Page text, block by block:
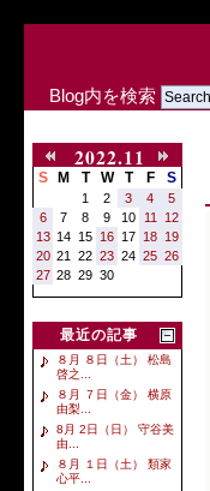
Blog内を検索
2022.11
S M T W T F S
1 2 3 4
5
6
7 8 9 10 11
12
13 14 15 16 17 18 19
20 21 22 23 24 25 26
27 28 29 30
最近の記事
８月 ８日（土） 松島
啓之...
８月 ７日（金） 横原
由梨...
8月 2日（日） 守谷美
由...
８月 １日（土） 類家
心平...